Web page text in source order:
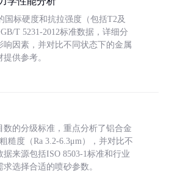
国标硬度和抗拉强度（包括T2及
T 5231-2012标准数据，详细分
响因素，并对比不同状态下的金属
供参考。
数的分级标准，重点分析了铝合金
糙度（Ra 3.2-6.3μm），并对比不
据来源包括ISO 8503-1标准和行业
选择合适的喷砂参数。